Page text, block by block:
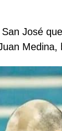
José